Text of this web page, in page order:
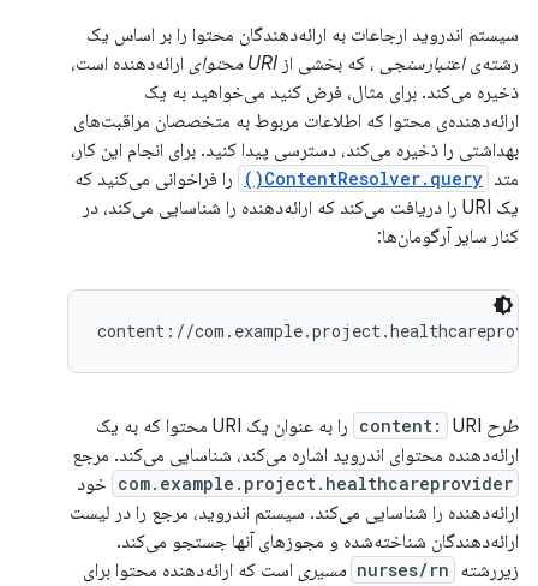
سیستم اندروید ارجاعات به ارائه‌دهندگان محتوا را بر اساس یک
رشته‌یاعتبارسنجی ، که بخشی از URI محتوای
ارائه‌دهنده است،
ذخیره می‌کند. برای مثال، فرض کنید می‌خواهید به یک
ارائه‌دهنده‌ی محتوا که اطلاعات مربوط به متخصصان مراقبت‌های
بهداشتی را ذخیره می‌کند، دسترسی پیدا کنید. برای انجام این کار،
متد ContentResolver.query()
را فراخوانی می‌کنید که
یک URI را دریافت می‌کند که ارائه‌دهنده را شناسایی می‌کند، در
کنار سایر آرگومان‌ها:
طرح content:
URI را به عنوان یک URI محتوا که به یک
ارائه‌دهنده محتوای اندروید اشاره می‌کند، شناسایی می‌کند. مرجع
com.example.project.healthcareprovider خود
ارائه‌دهنده را شناسایی می‌کند. سیستم اندروید، مرجع را در لیست
ارائه‌دهندگان شناخته‌شده و مجوزهای آنها جستجو می‌کند.
زیررشته nurses/rn مسیری است که ارائه‌دهنده محتوا برای